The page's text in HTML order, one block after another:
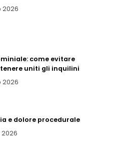
2026
come evitare
uniti gli inquilini
2026
e dolore procedurale
2026